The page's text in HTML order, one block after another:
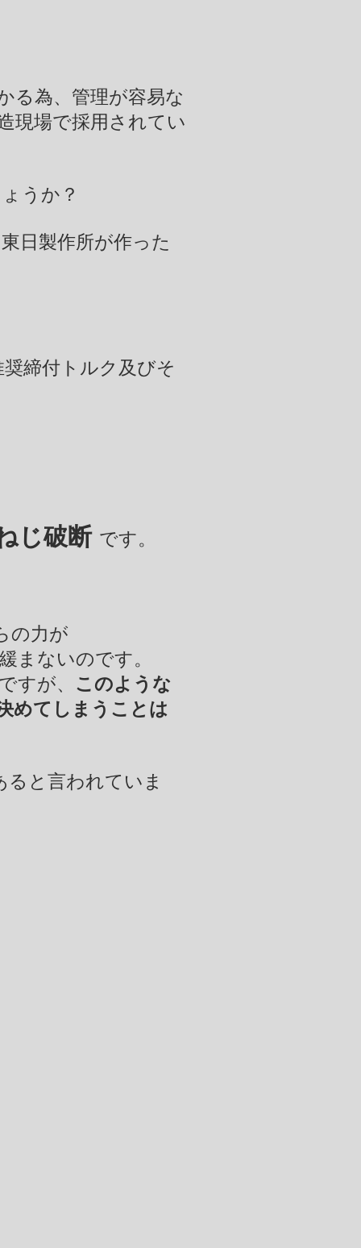
る為、管理が容易な
現場で採用されてい
うか？
日製作所が作った
締付トルク及びそ
じ破断 です。
の力が
まないのです。
すが、 このような
めてしまうことは
と言われていま